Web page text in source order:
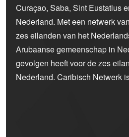
Curaçao, Saba, Sint Eustatius
Nederland. Met een netwerk
zes eilanden van het
Arubaanse gemeenschap in
gevolgen heeft voor de zes
Nederland. Caribisch Netwerk